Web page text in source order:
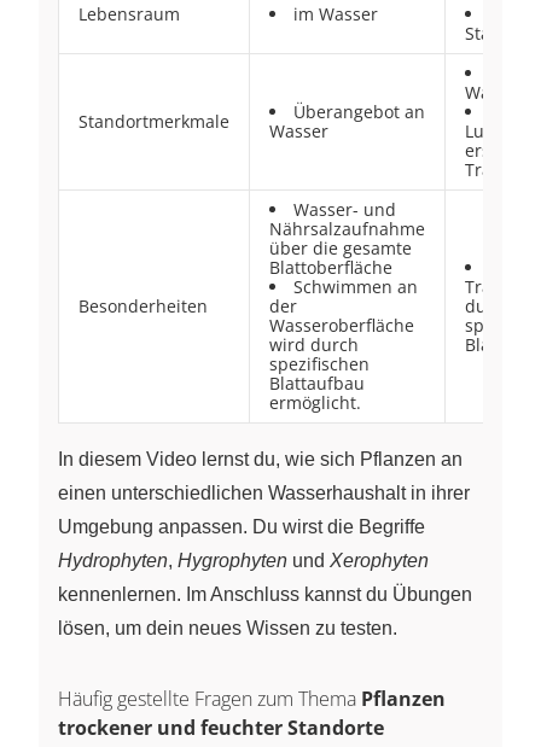
Lebensraum im Wasser
Standortmerkmale
Überangebot an
Wasser
Besonderheiten
Wasser- und
Nährsalzaufnahme
über die gesamte
Blattoberfläche
Schwimmen an
der
Wasseroberfläche
wird durch
spezifischen
Blattaufbau
ermöglicht.
durch
In diesem Video lernst du, wie sich Pflanzen an
einen unterschiedlichen Wasserhaushalt in ihrer
Umgebung anpassen. Du wirst die Begriffe
Hydrophyten, Hygrophyten und Xerophyten
kennenlernen. Im Anschluss kannst du Übungen
lösen, um dein neues Wissen zu testen.
Häufig gestellte Fragen zum Thema Pflanzen
trockener und feuchter Standorte